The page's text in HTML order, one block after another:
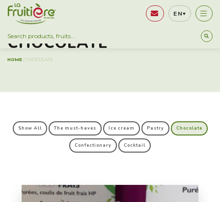
EN
HOME /CHOCOLATE
CHOCOLATE
Show All The must-haves Ice cream Pastry Chocolate
Confectionary Cocktail